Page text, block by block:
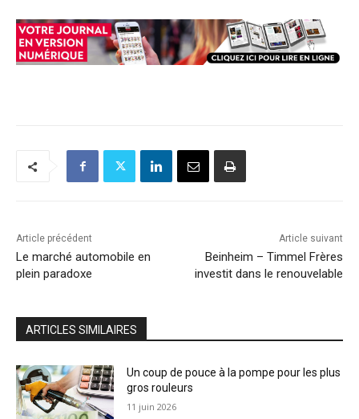
Article précédent
Le marché automobile en
plein paradoxe
Article suivant
Beinheim – Timmel Frères
investit dans le renouvelable
ARTICLES SIMILAIRES
Un coup de pouce à la pompe pour les plus
gros rouleurs
11 juin 2026